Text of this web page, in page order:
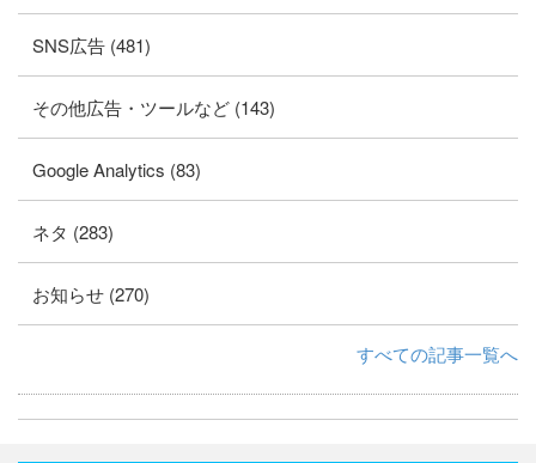
SNS広告 (481)
その他広告・ツールなど (143)
Google Analytics (83)
ネタ (283)
お知らせ (270)
すべての記事一覧へ